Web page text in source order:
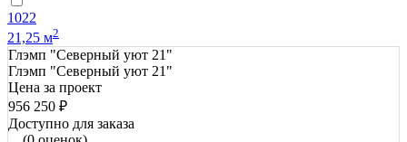
1022
21,25 м2
Глэмп "Северный уют 21"
Глэмп "Северный уют 21"
Цена за проект
956 250 ₽
Доступно для заказа